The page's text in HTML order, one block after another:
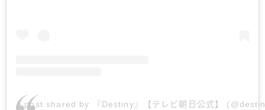
A post shared by 『Destiny』【テレビ朝日公式】